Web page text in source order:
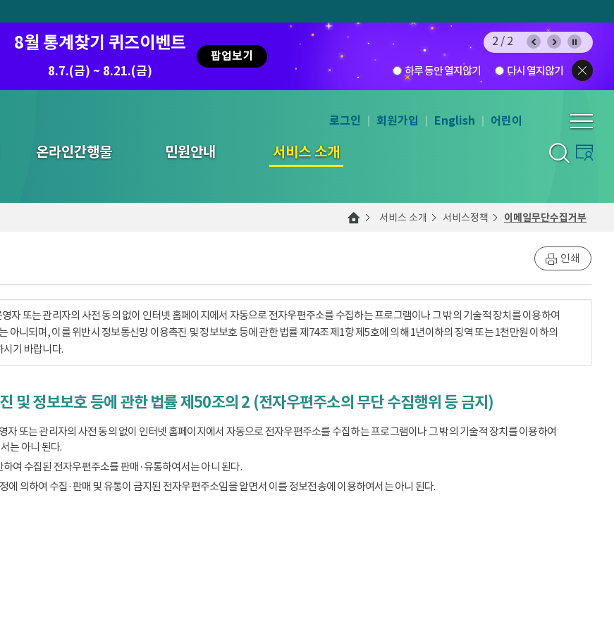
2026.7.29 ~ 8.7
8월 통계찾기 퀴즈이벤트
8.7.(금) ~ 8.21.(금)
팝업보기
2/2
하루 동안 열지않기 다시 열지않기
온라인간행물 민원안내 서비스 소개
통합검색
로그인 회원가입 English 어린이
서비스 소개 서비스정책 이메일무단수집거부
인쇄
자 또는 관리자의 사전 동의 없이 인터넷 홈페이지에서 자동으로 전자우편주소를 수집하는 프로그램이나 그 밖의 기술적 장치를 이용하여
아니되며, 이를 위반시 정보통신망 이용촉진 및 정보보호 등에 관한 법률 제74조 제1항 제5호에 의해 1년이하의 징역 또는 1천만원 이하의
시기 바랍니다.
및 정보보호 등에 관한 법률 제50조의 2 (전자우편주소의 무단 수집행위 등 금지)
자 또는 관리자의 사전 동의 없이 인터넷 홈페이지에서 자동으로 전자우편주소를 수집하는 프로그램이나 그 밖의 기술적 장치를 이용하여
는 아니 된다.
여 수집된 전자우편주소를 판매·유통하여서는 아니 된다.
에 의하여 수집·판매 및 유통이 금지된 전자우편주소임을 알면서 이를 정보전송에 이용하여서는 아니 된다.